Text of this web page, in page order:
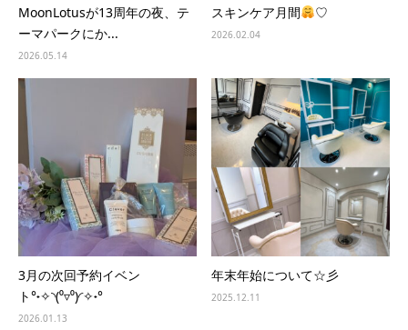
MoonLotusが13周年の夜、テ
ーマパークにか...
2026.05.14
スキンケア月間 ♡
2026.02.04
3月の次回予約イベン
ト°˖✧◝(⁰▿⁰)◜✧˖°
2026.01.13
年末年始について☆彡
2025.12.11